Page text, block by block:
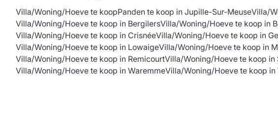
Villa/Woning/Hoeve te koopPanden te koop in Jupille-Sur-MeuseVilla/
Villa/Woning/Hoeve te koop in BergilersVilla/Woning/Hoeve te koop in
Villa/Woning/Hoeve te koop in CrisnéeVilla/Woning/Hoeve te koop in
Villa/Woning/Hoeve te koop in LowaigeVilla/Woning/Hoeve te koop in
Villa/Woning/Hoeve te koop in RemicourtVilla/Woning/Hoeve te koop
Villa/Woning/Hoeve te koop in WaremmeVilla/Woning/Hoeve te koop in